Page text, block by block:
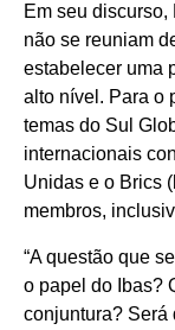
Em seu
não se reuniam
estabelecer uma
alto nível. Para o
temas do Sul
internacionais
Unidas e o Brics
membros,
“A questão que
o papel do Ibas?
conjuntura? Será